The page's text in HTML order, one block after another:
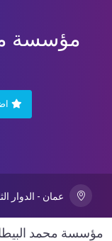
مؤسسة
عمان - الدوار
مؤسسة محمد